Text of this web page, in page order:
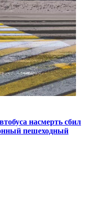
насмерть сбил
пешеходный